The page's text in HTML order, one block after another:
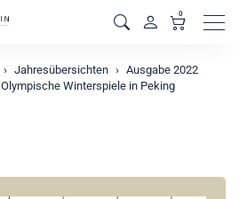
0
Jahresübersichten
Ausgabe 2022
Olympische Winterspiele in Peking